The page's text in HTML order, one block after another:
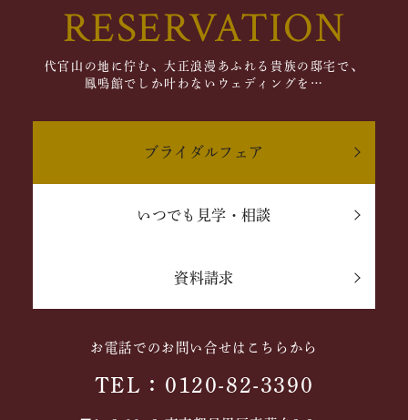
RESERVATION
代官山の地に佇む、大正浪漫あふれる貴族の邸宅で、
鳳鳴館でしか叶わないウェディングを…
ブライダルフェア
いつでも見学・相談
資料請求
お電話でのお問い合せはこちらから
TEL：0120-82-3390